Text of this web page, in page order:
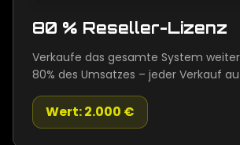
80 % Reseller-Lizenz
Verkaufe das gesamte System
80% des Umsatzes – jeder Verkauf
Wert: 2.000 €